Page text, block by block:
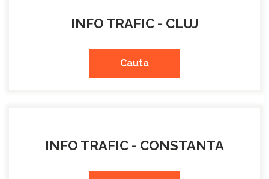
INFO TRAFIC - CLUJ
Cauta
INFO TRAFIC - CONSTANTA